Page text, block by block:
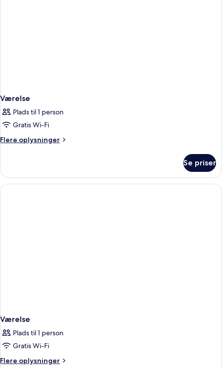
Værelse
Plads til 1 person
Gratis Wi-Fi
Flere oplysninger
Flere
Se priser
Værelse
Plads til 1 person
Gratis Wi-Fi
Flere oplysninger
Flere